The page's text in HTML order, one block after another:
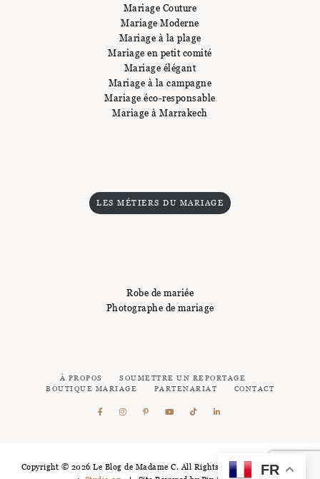
Mariage Couture
Mariage Moderne
Mariage à la plage
Mariage en petit comité
Mariage élégant
Mariage à la campagne
Mariage éco-responsable
Mariage à Marrakech
LES MÉTIERS DU MARIAGE
Robe de mariée
Photographe de mariage
À PROPOS
SOUMETTRE UN REPORTAGE
BOUTIQUE MARIAGE
PARTENARIAT CONTACT
Copyright © 2026 Le Blog de Madame C. All Rights Reserved - Logotype
FR